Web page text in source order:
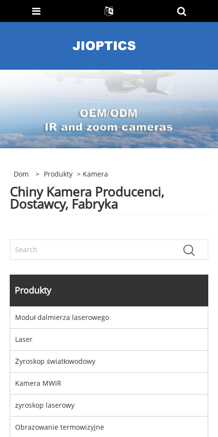
Dom > Produkty > Kamera
Chiny Kamera Producenci,
Dostawcy, Fabryka
Produkty
Moduł dalmierza laserowego
Laser
Żyroskop światłowodowy
Kamera MWIR
żyroskop laserowy
Obrazowanie termowizyjne